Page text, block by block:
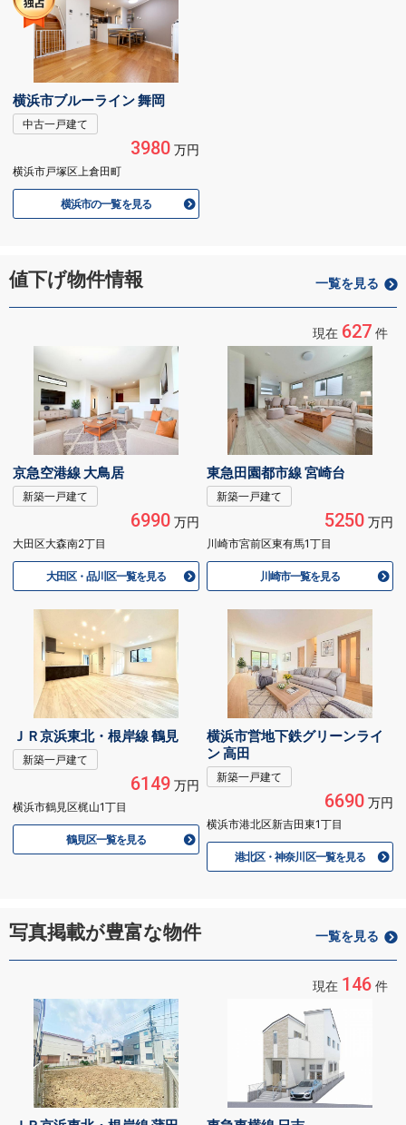
横浜市ブルーライン 舞岡
中古一戸建て
3980万円
横浜市戸塚区上倉田町
横浜市の一覧を見る
値下げ物件情報 一覧を見る
現在 627 件
京急空港線 大鳥居
新築一戸建て
6990万円
大田区大森南2丁目
大田区・品川区一覧を見る
東急田園都市線 宮崎台
新築一戸建て
5250万円
川崎市宮前区東有馬1丁目
川崎市一覧を見る
ＪＲ京浜東北・根岸線 鶴見
新築一戸建て
6149万円
横浜市鶴見区梶山1丁目
鶴見区一覧を見る
横浜市営地下鉄グリーンライ
ン 高田
新築一戸建て
6690万円
横浜市港北区新吉田東1丁目
港北区・神奈川区一覧を見る
写真掲載が豊富な物件 一覧を見る
現在 146 件